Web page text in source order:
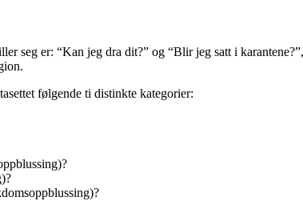
seg er: “Kan jeg dra dit?” og “Blir jeg satt i
følgende ti distinkte kategorier: